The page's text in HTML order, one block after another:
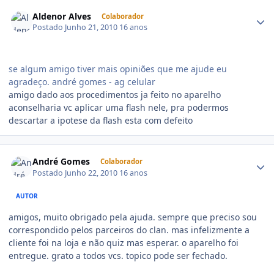
Aldenor Alves Colaborador
Postado Junho 21, 2010 16 anos
se algum amigo tiver mais opiniões que me ajude eu
agradeço. andré gomes - ag celular
amigo dado aos procedimentos ja feito no aparelho
aconselharia vc aplicar uma flash nele, pra podermos
descartar a ipotese da flash esta com defeito
André Gomes Colaborador
Postado Junho 22, 2010 16 anos
AUTOR
amigos, muito obrigado pela ajuda. sempre que preciso sou
correspondido pelos parceiros do clan. mas infelizmente a
cliente foi na loja e não quiz mas esperar. o aparelho foi
entregue. grato a todos vcs. topico pode ser fechado.